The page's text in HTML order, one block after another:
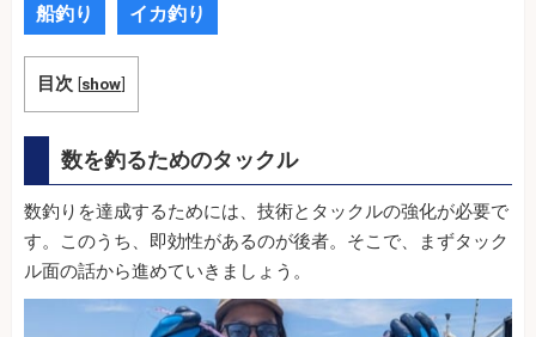
船釣り イカ釣り
目次 [show]
数を釣るためのタックル
数釣りを達成するためには、技術とタックルの強化が必要で
す。このうち、即効性があるのが後者。そこで、まずタック
ル面の話から進めていきましょう。